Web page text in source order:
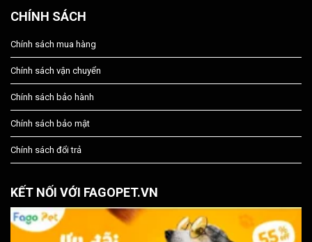
CHÍNH SÁCH
Chính sách mua hàng
Chính sách vận chuyển
Chính sách bảo hành
Chính sách bảo mật
Chính sách đổi trả
KẾT NỐI VỚI FAGOPET.VN